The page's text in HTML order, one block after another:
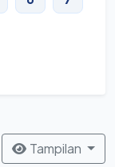
Tampilan